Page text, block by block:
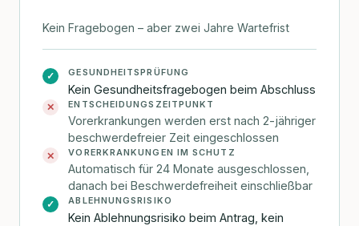
Kein Fragebogen – aber zwei Jahre Wartefrist
✓ GESUNDHEITSPRÜFUNG
Kein Gesundheitsfragebogen beim Abschluss
✕ ENTSCHEIDUNGSZEITPUNKT
Vorerkrankungen werden erst nach 2-jähriger
beschwerdefreier Zeit eingeschlossen
✕ VORERKRANKUNGEN IM SCHUTZ
Automatisch für 24 Monate ausgeschlossen,
danach bei Beschwerdefreiheit einschließbar
✓ ABLEHNUNGSRISIKO
Kein Ablehnungsrisiko beim Antrag, kein